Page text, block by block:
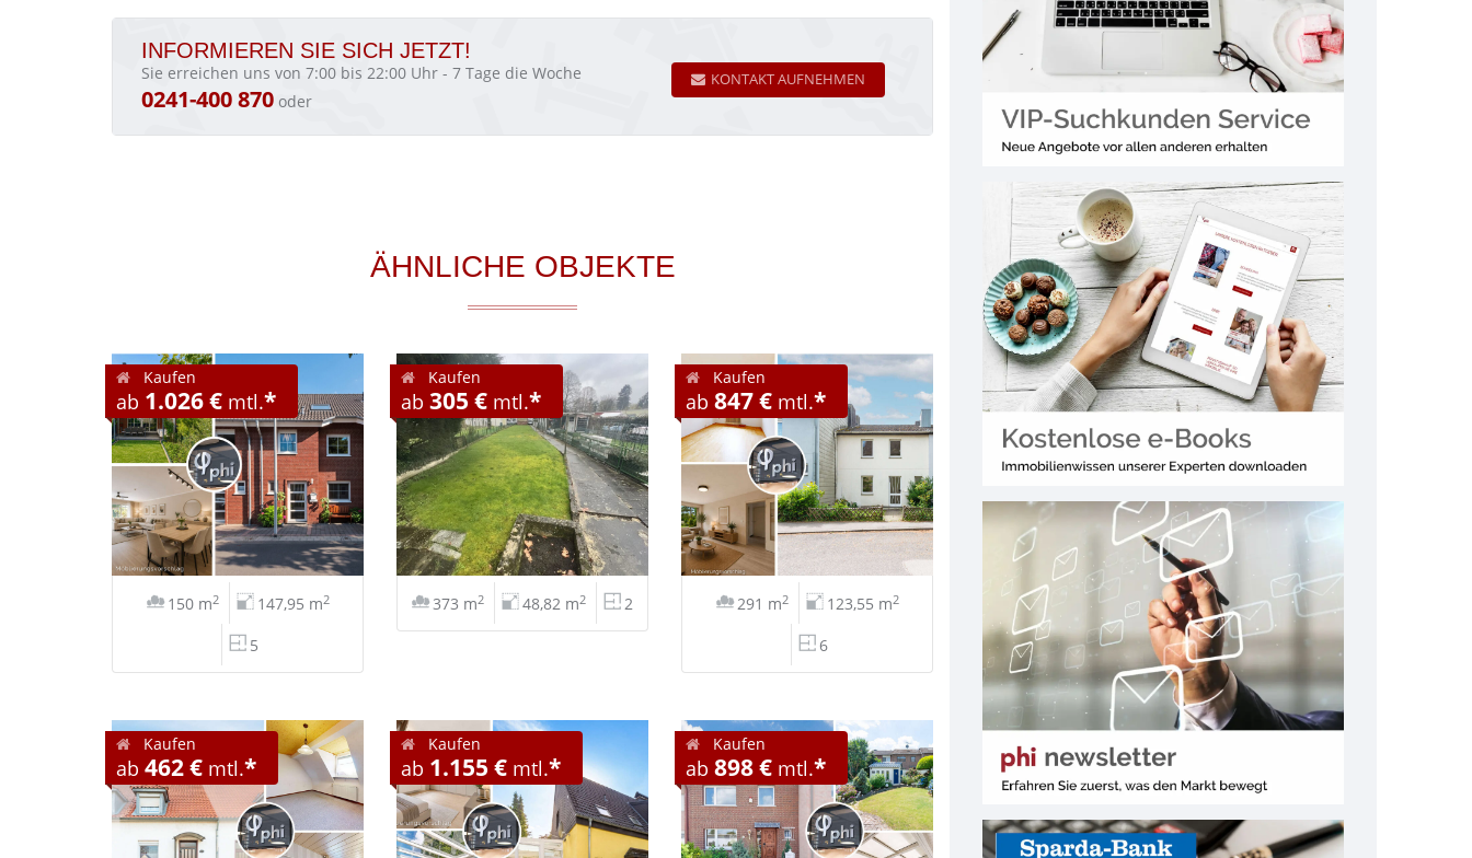
INFORMIEREN SIE SICH JETZT!
Sie erreichen uns von 7:00 bis 22:00 Uhr - 7 Tage die Woche
0241-400 870 oder
KONTAKT AUFNEHMEN
ÄHNLICHE OBJEKTE
Kaufen
ab 1.026 € mtl.*
150 m2 147,95 m2
5
Kaufen
ab 305 €mtl.*
373 m2 48,82 m2 2
Kaufen
ab 847 €mtl.*
291 m2 123,55 m2
6
Kaufen
ab 462 € mtl.*
Kaufen
ab 1.155 €mtl.*
Kaufen
ab 898 €mtl.*